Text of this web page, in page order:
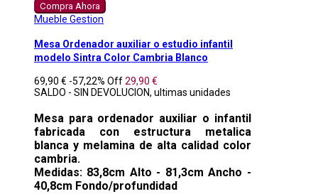
Compra Ahora
Mueble Gestion
Mesa Ordenador auxiliar o estudio infantil
modelo Sintra Color Cambria Blanco
69,90 € -57,22% Off29,90 €
SALDO - SIN DEVOLUCION, ultimas unidades
Mesa para ordenador auxiliar o infantil
fabricada con estructura metalica
blanca y melamina de alta calidad color
cambria.
Medidas: 83,8cm Alto - 81,3cm Ancho -
40,8cm Fondo/profundidad